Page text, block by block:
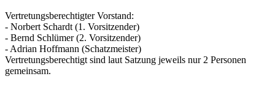
Vertretungsberechtigter Vorstand:
- Norbert Schardt (1. Vorsitzender)
- Bernd Schlümer (2. Vorsitzender)
- Adrian Hoffmann (Schatzmeister)
Vertretungsberechtigt sind laut Satzung jeweils nur 2 Personen
gemeinsam.